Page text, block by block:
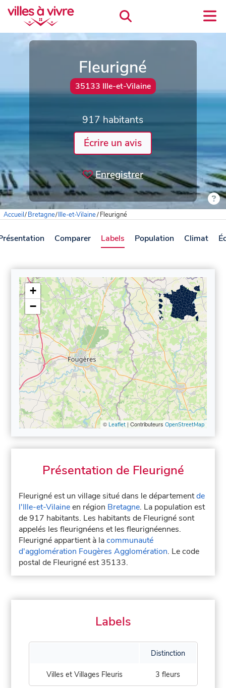
Fleurigné
35133 Ille-et-Vilaine
917 habitants
Écrire un avis
Enregistrer
Accueil/Bretagne/Ille-et-Vilaine/Fleurigné
Comparer Labels Population Climat
+
−
© Leaflet| Contributeurs OpenStreetMap
Présentation de Fleurigné
Fleurigné est un village situé dans le départementde
l'Ille-et-Vilaineen région Bretagne. La population est
de 917 habitants. Les habitants de Fleurigné sont
appelés les fleurignéens et les fleurignéennes.
Fleurigné appartient à lacommunauté
d'agglomération Fougères Agglomération. Le code
postal de Fleurigné est 35133.
Labels
Distinction
Villes et Villages Fleuris 3 fleurs